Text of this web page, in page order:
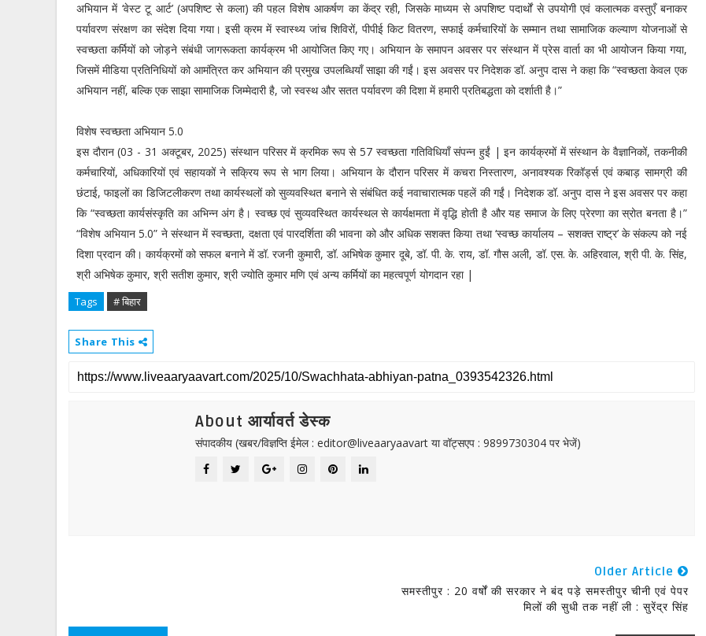
अभियान में ‘वेस्ट टू आर्ट’ (अपशिष्ट से कला) की पहल विशेष आकर्षण का केंद्र रही, जिसके माध्यम से अपशिष्ट पदार्थों से उपयोगी एवं कलात्मक वस्तुएँ बनाकर
पर्यावरण संरक्षण का संदेश दिया गया। इसी क्रम में स्वास्थ्य जांच शिविरों, पीपीई किट वितरण, सफाई कर्मचारियों के सम्मान तथा सामाजिक कल्याण योजनाओं से
स्वच्छता कर्मियों को जोड़ने संबंधी जागरूकता कार्यक्रम भी आयोजित किए गए। अभियान के समापन अवसर पर संस्थान में प्रेस वार्ता का भी आयोजन किया गया,
जिसमें मीडिया प्रतिनिधियों को आमंत्रित कर अभियान की प्रमुख उपलब्धियाँ साझा की गईं। इस अवसर पर निदेशक डॉ. अनुप दास ने कहा कि “स्वच्छता केवल एक
अभियान नहीं, बल्कि एक साझा सामाजिक जिम्मेदारी है, जो स्वस्थ और सतत पर्यावरण की दिशा में हमारी प्रतिबद्धता को दर्शाती है।”
विशेष स्वच्छता अभियान 5.0
इस दौरान (03 - 31 अक्टूबर, 2025) संस्थान परिसर में क्रमिक रूप से 57 स्वच्छता गतिविधियाँ संपन्न हुईं | इन कार्यक्रमों में संस्थान के वैज्ञानिकों, तकनीकी
कर्मचारियों, अधिकारियों एवं सहायकों ने सक्रिय रूप से भाग लिया। अभियान के दौरान परिसर में कचरा निस्तारण, अनावश्यक रिकॉर्ड्स एवं कबाड़ सामग्री की
छंटाई, फाइलों का डिजिटलीकरण तथा कार्यस्थलों को सुव्यवस्थित बनाने से संबंधित कई नवाचारात्मक पहलें की गईं। निदेशक डॉ. अनुप दास ने इस अवसर पर कहा
कि “स्वच्छता कार्यसंस्कृति का अभिन्न अंग है। स्वच्छ एवं सुव्यवस्थित कार्यस्थल से कार्यक्षमता में वृद्धि होती है और यह समाज के लिए प्रेरणा का स्रोत बनता है।”
“विशेष अभियान 5.0” ने संस्थान में स्वच्छता, दक्षता एवं पारदर्शिता की भावना को और अधिक सशक्त किया तथा ‘स्वच्छ कार्यालय – सशक्त राष्ट्र’ के संकल्प को नई
दिशा प्रदान की। कार्यक्रमों को सफल बनाने में डॉ. रजनी कुमारी, डॉ. अभिषेक कुमार दूबे, डॉ. पी. के. राय, डॉ. गौस अली, डॉ. एस. के. अहिरवाल, श्री पी. के. सिंह,
श्री अभिषेक कुमार, श्री सतीश कुमार, श्री ज्योति कुमार मणि एवं अन्य कर्मियों का महत्वपूर्ण योगदान रहा |
Tags # बिहार
Share This
About आर्यावर्त डेस्क
संपादकीय (खबर/विज्ञप्ति ईमेल : editor@liveaaryaavart या वॉट्सएप : 9899730304 पर भेजें)
Older Article
समस्तीपुर : 20 वर्षों की सरकार ने बंद पड़े समस्तीपुर चीनी एवं पेपर
मिलों की सुधी तक नहीं ली : सुरेंद्र सिंह